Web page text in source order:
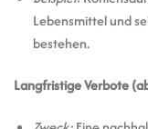
Lebensmittel und
bestehen.
Langfristige Verbote